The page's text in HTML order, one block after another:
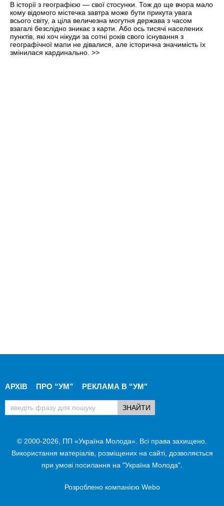
В історії з географією — свої стосунки. Тож до ще вчора мало
кому відомого містечка завтра може бути прикута увага
всього світу, а ціла величезна могутня держава з часом
взагалі безслідно зникає з карти. Або ось тисячі населених
пунктів, які хоч нікуди за сотні років свого існування з
географічної мапи не дівалися, але історична значимість їх
змінилася кардинально. >>
АРХІВ ПРО “УМ” РЕКЛАМА В “УМ"
© 2000-2026, ПП «Україна Молода». Всі права захищено.
Використання матеріалів, розміщених на сайті, дозволяється
при умові посилання на "Україна Молода".
Розроблено компанією Webo